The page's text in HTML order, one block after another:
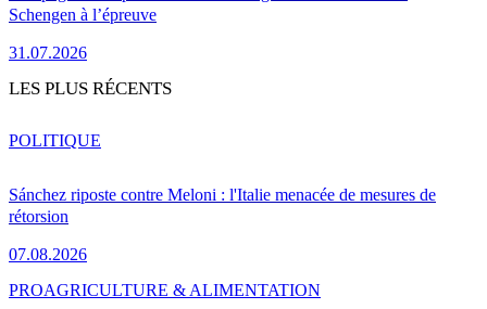
Schengen à l’épreuve
31.07.2026
LES PLUS RÉCENTS
Sánchez riposte contre Meloni : l'Italie menacée de mesures de
rétorsion
07.08.2026
POLITIQUE
PROAGRICULTURE & ALIMENTATION